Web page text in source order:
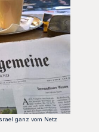
ganz vom Netz